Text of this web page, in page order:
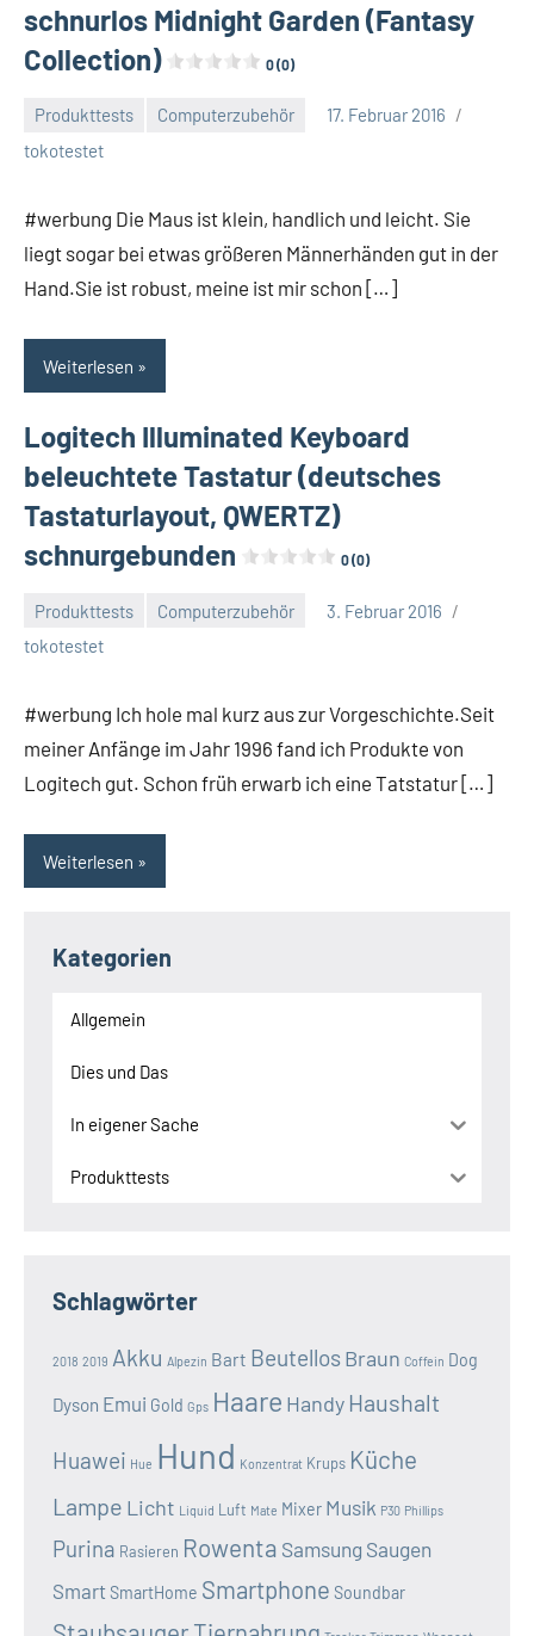
schnurlos Midnight Garden (Fantasy
Collection)
0 (0)
Produkttests Computerzubehör
17. Februar 2016
tokotestet
#werbung Die Maus ist klein, handlich und leicht. Sie
liegt sogar bei etwas größeren Männerhänden gut in der
Hand.Sie ist robust, meine ist mir schon […]
Weiterlesen
Logitech Illuminated Keyboard
beleuchtete Tastatur (deutsches
Tastaturlayout, QWERTZ)
schnurgebunden
0 (0)
Produkttests Computerzubehör
3. Februar 2016
tokotestet
#werbung Ich hole mal kurz aus zur Vorgeschichte.Seit
meiner Anfänge im Jahr 1996 fand ich Produkte von
Logitech gut. Schon früh erwarb ich eine Tatstatur […]
Weiterlesen
Kategorien
Allgemein
Dies und Das
In eigener Sache
Produkttests
Schlagwörter
2018 2019 Akku Alpezin Bart BeutellosBraun Coffein Dog
Dyson Emui Gold Gps Haare Handy Haushalt
Huawei Hue Hund Konzentrat Krups Küche
Lampe Licht Liquid Luft Mate Mixer Musik P30 Phillips
Purina Rasieren Rowenta Samsung Saugen
SmartSmartHome Smartphone Soundbar